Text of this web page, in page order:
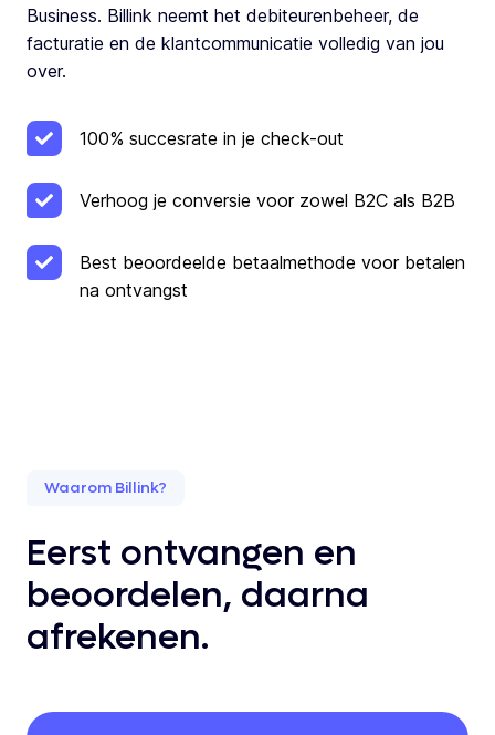
Business. Billink neemt het debiteurenbeheer, de
facturatie en de klantcommunicatie volledig van jou
over.
100% succesrate in je check-out
Verhoog je conversie voor zowel B2C als B2B
Best beoordeelde betaalmethode voor betalen
na ontvangst
Waarom Billink?
Eerst ontvangen en
beoordelen, daarna
afrekenen.